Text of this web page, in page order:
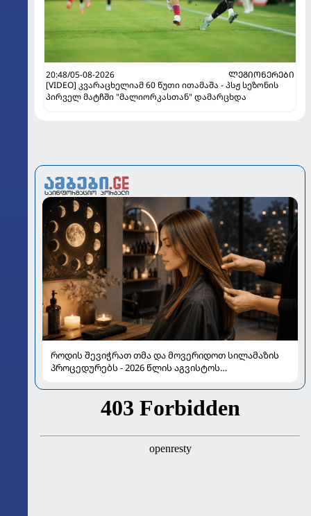
20:48/05-08-2026
ᲚᲔᲒᲘᲝᲜᲔᲠᲔᲑᲘ
[VIDEO] კვარაცხელიამ 60 წუთი ითამაშა - პსჟ სეზონის
პირველ მატჩში "მალიორკასთან" დამარცხდა
როდის შევიჭრათ თმა და მოვერიდოთ სილამაზის
პროცედურებს - 2026 წლის აგვისტოს